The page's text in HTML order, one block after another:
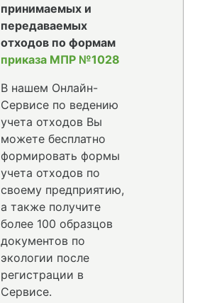
принимаемых и
передаваемых
отходов по формам
приказа МПР №1028
В нашем Онлайн-
Сервисе по ведению
учета отходов Вы
можете бесплатно
формировать формы
учета отходов по
своему предприятию,
а также получите
более 100 образцов
документов по
экологии после
регистрации в
Сервисе.